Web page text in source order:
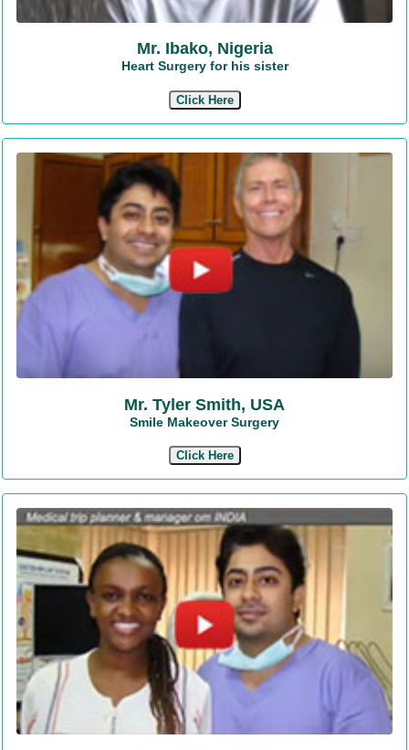
Mr. Ibako, Nigeria
Heart Surgery for his sister
Click Here
Mr. Tyler Smith, USA
Smile Makeover Surgery
Click Here